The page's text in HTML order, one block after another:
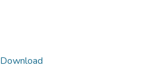
Download